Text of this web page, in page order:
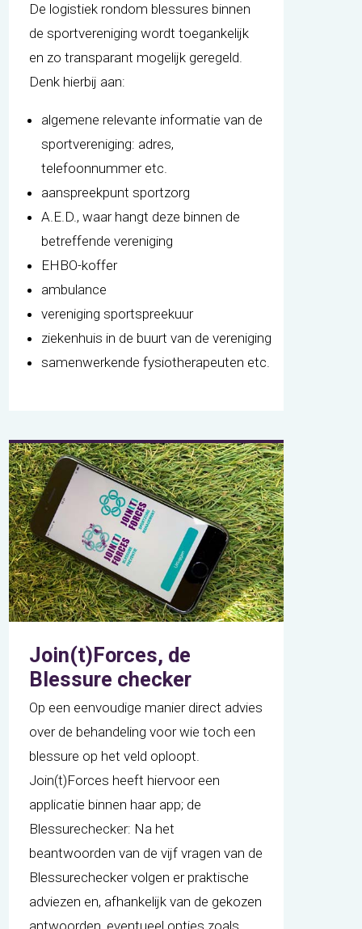
De logistiek rondom blessures binnen
de sportvereniging wordt toegankelijk
en zo transparant mogelijk geregeld.
Denk hierbij aan:
algemene relevante informatie van de
sportvereniging: adres,
telefoonnummer etc.
aanspreekpunt sportzorg
A.E.D., waar hangt deze binnen de
betreffende vereniging
EHBO-koffer
ambulance
vereniging sportspreekuur
ziekenhuis in de buurt van de vereniging
samenwerkende fysiotherapeuten etc.
Join(t)Forces, de
Blessure checker
Op een eenvoudige manier direct advies
over de behandeling voor wie toch een
blessure op het veld oploopt.
Join(t)Forces heeft hiervoor een
applicatie binnen haar app; de
Blessurechecker: Na het
beantwoorden van de vijf vragen van de
Blessurechecker volgen er praktische
adviezen en, afhankelijk van de gekozen
antwoorden, eventueel opties zoals